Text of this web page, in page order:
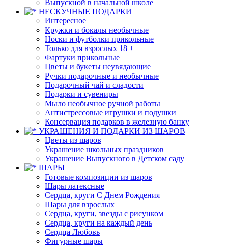
Выпускной в начальной школе
НЕСКУЧНЫЕ ПОДАРКИ
Интересное
Кружки и бокалы необычные
Носки и футболки прикольные
Только для взрослых 18 +
Фартуки прикольные
Цветы и букеты неувядающие
Ручки подарочные и необычные
Подарочный чай и сладости
Подарки и сувениры
Мыло необычное ручной работы
Антистрессовые игрушки и подушки
Консервация подарков в железную банку
УКРАШЕНИЯ И ПОДАРКИ ИЗ ШАРОВ
Цветы из шаров
Украшение школьных праздников
Украшение Выпускного в Детском саду
ШАРЫ
Готовые композиции из шаров
Шары латексные
Сердца, круги С Днем Рождения
Шары для взрослых
Сердца, круги, звезды с рисунком
Сердца, круги на каждый день
Сердца Любовь
Фигурные шары